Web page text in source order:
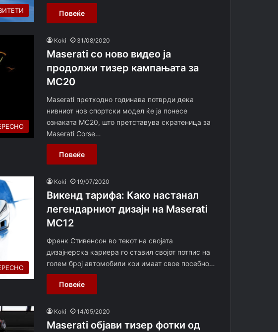
Повеќе
Koki 31/08/2020
Maserati со ново видео ја
продолжи тизер кампањата за
MC20
Maserati претходно годинава потврди дека
нивниот нов спортски модел ќе ја понесе
ознаката MC20, што претставува скратеница за
Maserati Corse…
Повеќе
Koki 19/07/2020
Викенд тарифа: Како настанал
легендарниот дизајн на Maserati
MC12
Френк Стивенсон во текот на својата
дизајнерска кариера го ставил својот потпис на
голем број автомобили кои имаат свое посебно…
Повеќе
Koki 14/05/2020
Maserati објави тизер фотки од